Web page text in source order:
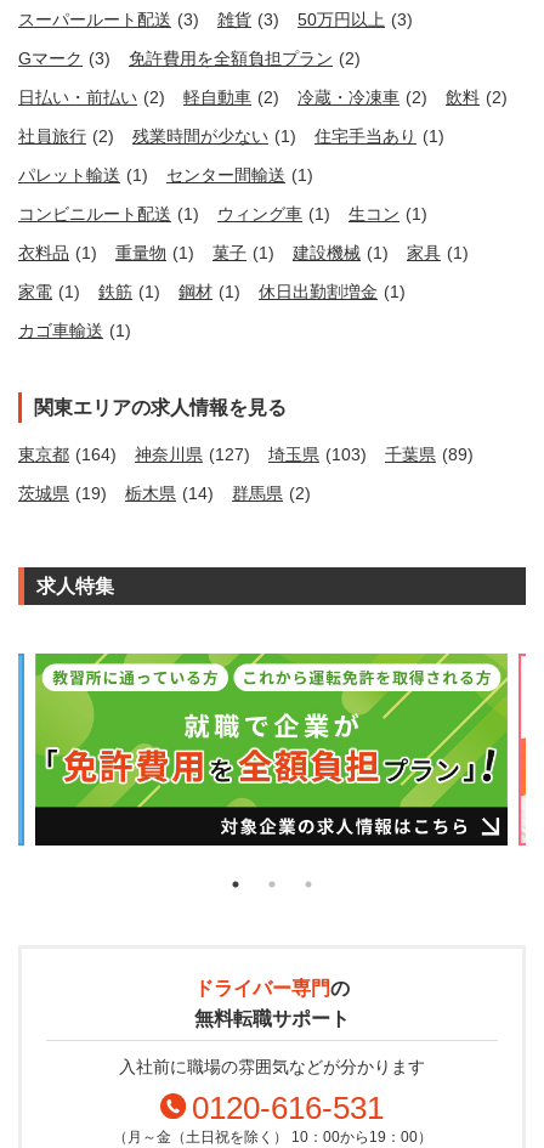
スーパールート配送 (3) 雑貨 (3) 50万円以上 (3)
Gマーク (3) 免許費用を全額負担プラン (2)
日払い・前払い (2) 軽自動車 (2) 冷蔵・冷凍車 (2) 飲料 (2)
社員旅行 (2) 残業時間が少ない (1) 住宅手当あり (1)
パレット輸送 (1) センター間輸送 (1)
コンビニルート配送 (1) ウィング車 (1) 生コン (1)
衣料品 (1) 重量物 (1) 菓子 (1) 建設機械 (1) 家具 (1)
家電 (1) 鉄筋 (1) 鋼材 (1) 休日出勤割増金 (1)
カゴ車輸送 (1)
関東エリアの求人情報を見る
東京都 (164) 神奈川県 (127) 埼玉県 (103) 千葉県 (89)
茨城県 (19) 栃木県 (14) 群馬県 (2)
求人特集
ドライバー専門の
無料転職サポート
入社前に職場の雰囲気などが分かります
0120-616-531
（月～金（土日祝を除く） 10：00から19：00）